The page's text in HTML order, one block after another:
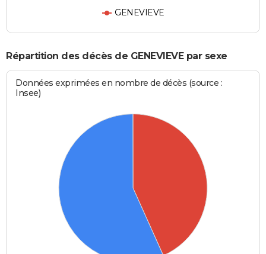
GENEVIEVE
Répartition des décès de GENEVIEVE par sexe
Données exprimées en nombre de décès (source :
Insee)